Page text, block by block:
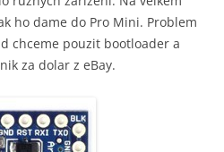
ho dame do Pro Mini. Problem
chceme pouzit bootloader a
za dolar z eBay.